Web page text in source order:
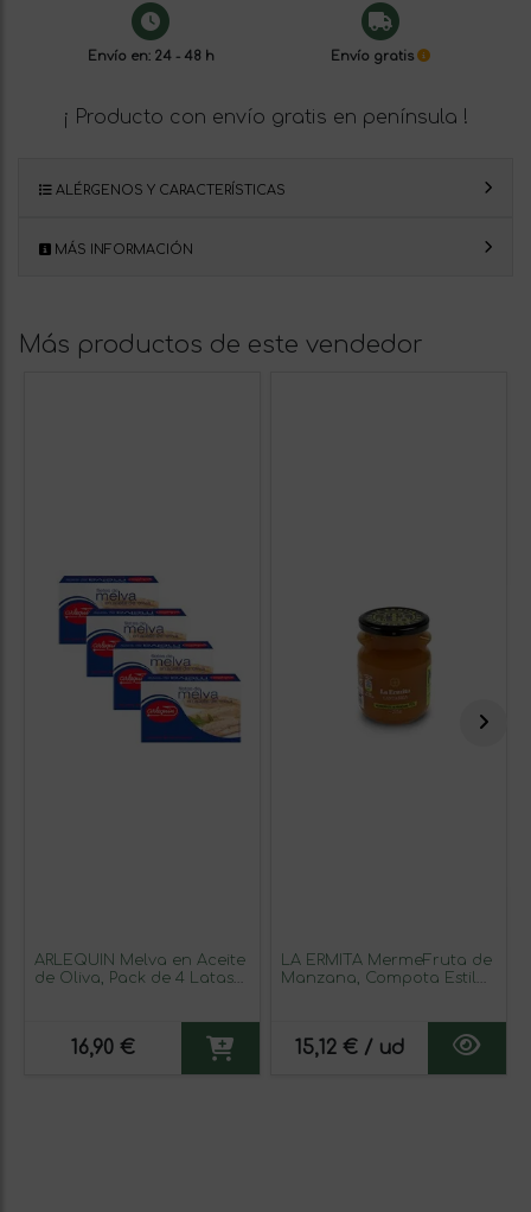
Envío en: 24 - 48 h Envío gratis
¡ Producto con envío gratis en península !
ALÉRGENOS Y CARACTERÍSTICAS
MÁS INFORMACIÓN
Más productos de este vendedor
ARLEQUIN Melva en Aceite
de Oliva, Pack de 4 Latas
16,90 €
LA ERMITA MermeFruta de
Manzana, Compota Estilo
Gluten ni Conservantes,
Tarro de Vidrio 275 g
15,12 € / ud